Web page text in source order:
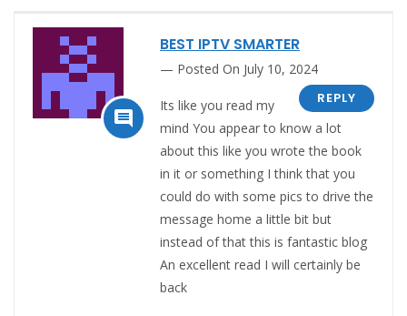

BEST IPTV SMARTER
Posted On July 10, 2024
REPLY
Its like you read my
mind You appear to know a lot
about this like you wrote the book
in it or something I think that you
could do with some pics to drive the
message home a little bit but
instead of that this is fantastic blog
An excellent read I will certainly be
back